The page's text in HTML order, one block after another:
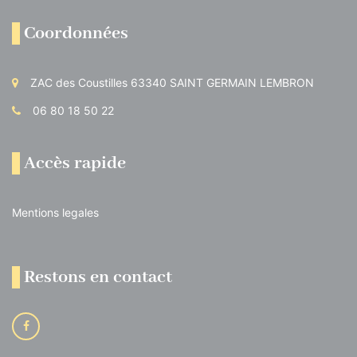
Coordonnées
ZAC des Coustilles 63340 SAINT GERMAIN LEMBRON
06 80 18 50 22
Accès rapide
Mentions legales
Restons en contact